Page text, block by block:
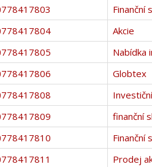
Finanční
Akcie
Nabídka
Globtex
finanční
Finanční
Prodej